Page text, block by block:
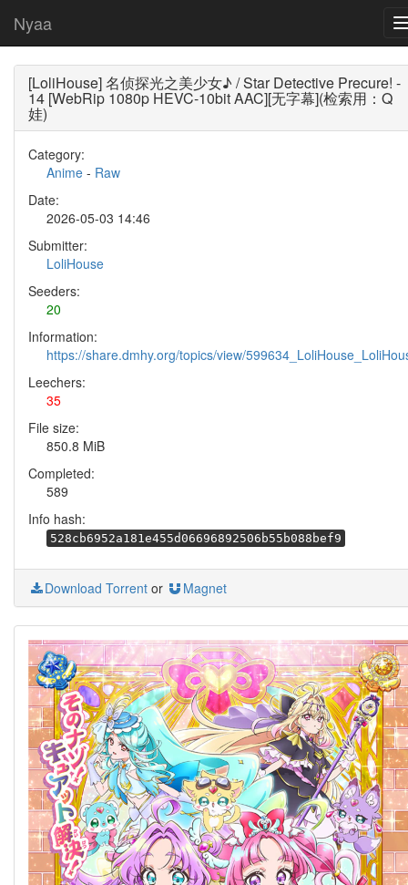
Nyaa
[LoliHouse] 名侦探光之美少女♪ / Star Detective Precure! -
14 [WebRip 1080p HEVC-10bit AAC][无字幕](检索用：Q
娃)
Category:
Anime - Raw
Date:
2026-05-03 14:46
Submitter:
LoliHouse
Seeders:
20
Information:
https://share.dmhy.org/topics/view/
Leechers:
35
File size:
850.8 MiB
Completed:
589
Info hash:
528cb6952a181e455d06696892506b55b088bef9
Download Torrent or Magnet